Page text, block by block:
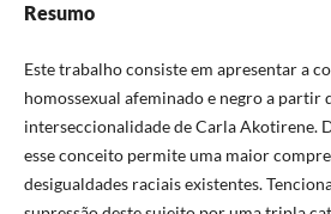
Resumo
Este trabalho consiste em apresentar a
homossexual afeminado e negro a partir
interseccionalidade de Carla Akotirene.
esse conceito permite uma maior
desigualdades raciais existentes.